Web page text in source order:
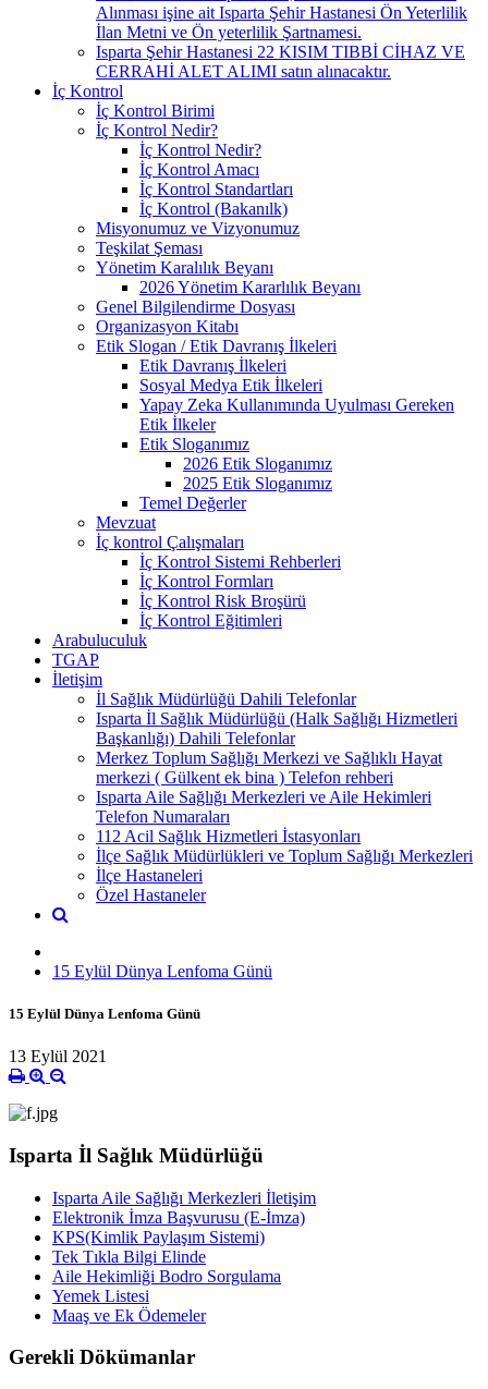
Alınması işine ait Isparta Şehir Hastanesi Ön Yeterlilik
İlan Metni ve Ön yeterlilik Şartnamesi.
Isparta Şehir Hastanesi 22 KISIM TIBBİ CİHAZ VE
CERRAHİ ALET ALIMI satın alınacaktır.
İç Kontrol
İç Kontrol Birimi
İç Kontrol Nedir?
İç Kontrol Nedir?
İç Kontrol Amacı
İç Kontrol Standartları
İç Kontrol (Bakanılk)
Misyonumuz ve Vizyonumuz
Teşkilat Şeması
Yönetim Karalılık Beyanı
2026 Yönetim Kararlılık Beyanı
Genel Bilgilendirme Dosyası
Organizasyon Kitabı
Etik Slogan / Etik Davranış İlkeleri
Etik Davranış İlkeleri
Sosyal Medya Etik İlkeleri
Yapay Zeka Kullanımında Uyulması Gereken
Etik İlkeler
Etik Sloganımız
2026 Etik Sloganımız
2025 Etik Sloganımız
Temel Değerler
Mevzuat
İç kontrol Çalışmaları
İç Kontrol Sistemi Rehberleri
İç Kontrol Formları
İç Kontrol Risk Broşürü
İç Kontrol Eğitimleri
Arabuluculuk
TGAP
İletişim
İl Sağlık Müdürlüğü Dahili Telefonlar
Isparta İl Sağlık Müdürlüğü (Halk Sağlığı Hizmetleri
Başkanlığı) Dahili Telefonlar
Merkez Toplum Sağlığı Merkezi ve Sağlıklı Hayat
merkezi ( Gülkent ek bina ) Telefon rehberi
Isparta Aile Sağlığı Merkezleri ve Aile Hekimleri
Telefon Numaraları
112 Acil Sağlık Hizmetleri İstasyonları
İlçe Sağlık Müdürlükleri ve Toplum Sağlığı Merkezleri
İlçe Hastaneleri
Özel Hastaneler
15 Eylül Dünya Lenfoma Günü
15 Eylül Dünya Lenfoma Günü
13 Eylül 2021
Isparta İl Sağlık Müdürlüğü
Isparta Aile Sağlığı Merkezleri İletişim
Elektronik İmza Başvurusu (E-İmza)
KPS(Kimlik Paylaşım Sistemi)
Tek Tıkla Bilgi Elinde
Aile Hekimliği Bodro Sorgulama
Yemek Listesi
Maaş ve Ek Ödemeler
Gerekli Dökümanlar